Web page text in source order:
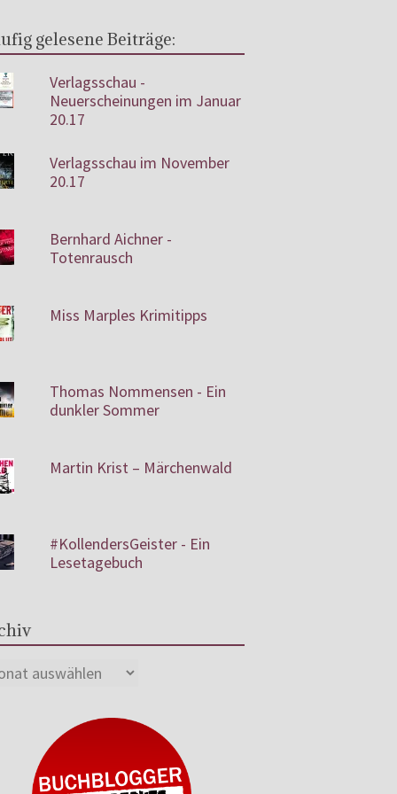
gelesene Beiträge:
Verlagsschau -
Neuerscheinungen im Januar
20.17
Verlagsschau im November
20.17
Bernhard Aichner -
Totenrausch
Miss Marples Krimitipps
Thomas Nommensen - Ein
dunkler Sommer
Martin Krist – Märchenwald
#KollendersGeister - Ein
Lesetagebuch